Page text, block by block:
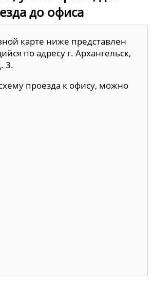
до офиса
карте ниже представлен
по адресу г. Архангельск,
3.
проезда к офису, можно